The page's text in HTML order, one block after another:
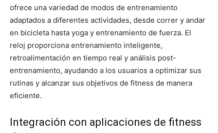
ofrece una variedad de modos de entrenamiento
adaptados a diferentes actividades, desde correr y andar
en bicicleta hasta yoga y entrenamiento de fuerza. El
reloj proporciona entrenamiento inteligente,
retroalimentación en tiempo real y análisis post-
entrenamiento, ayudando a los usuarios a optimizar sus
rutinas y alcanzar sus objetivos de fitness de manera
eficiente.
Integración con aplicaciones de fitness